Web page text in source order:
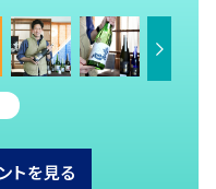
トを見る